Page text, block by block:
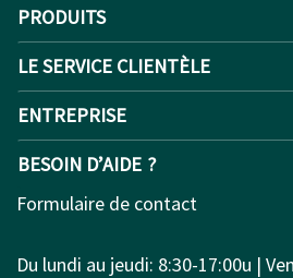
PRODUITS
LE SERVICE CLIENTÈLE
ENTREPRISE
BESOIN D’AIDE ?
Formulaire de contact
Du lundi au jeudi: 8:30-17:00u |